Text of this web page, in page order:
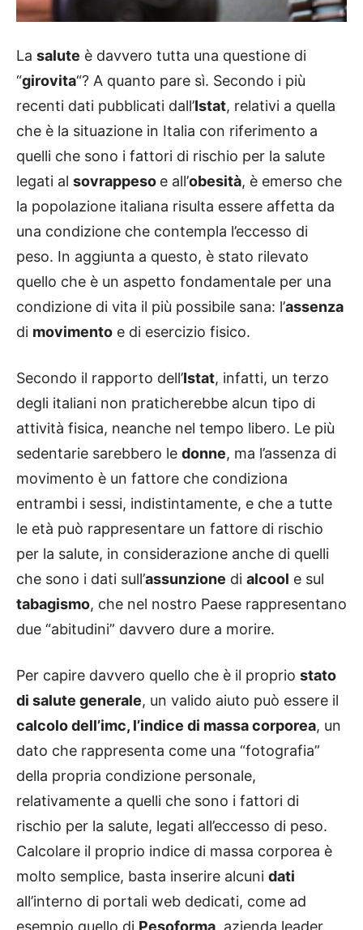
La salute è davvero tutta una questione di
“girovita“? A quanto pare sì. Secondo i più
recenti dati pubblicati dall’Istat, relativi a quella
che è la situazione in Italia con riferimento a
quelli che sono i fattori di rischio per la salute
legati al sovrappeso e all’obesità, è emerso che
la popolazione italiana risulta essere affetta da
una condizione che contempla l’eccesso di
peso. In aggiunta a questo, è stato rilevato
quello che è un aspetto fondamentale per una
condizione di vita il più possibile sana: l’assenza
di movimento e di esercizio fisico.
Secondo il rapporto dell’Istat, infatti, un terzo
degli italiani non praticherebbe alcun tipo di
attività fisica, neanche nel tempo libero. Le più
sedentarie sarebbero le donne, ma l’assenza di
movimento è un fattore che condiziona
entrambi i sessi, indistintamente, e che a tutte
le età può rappresentare un fattore di rischio
per la salute, in considerazione anche di quelli
che sono i dati sull’assunzione di alcool e sul
tabagismo, che nel nostro Paese rappresentano
due “abitudini” davvero dure a morire.
Per capire davvero quello che è il proprio stato
di salute generale, un valido aiuto può essere il
calcolo dell’imc, l’indice di massa corporea, un
dato che rappresenta come una “fotografia”
della propria condizione personale,
relativamente a quelli che sono i fattori di
rischio per la salute, legati all’eccesso di peso.
Calcolare il proprio indice di massa corporea è
molto semplice, basta inserire alcuni dati
all’interno di portali web dedicati, come ad
esempio quello di Pesoforma , azienda leader